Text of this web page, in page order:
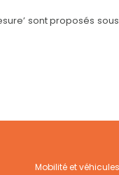
sont proposés
Mobilité et véhicules